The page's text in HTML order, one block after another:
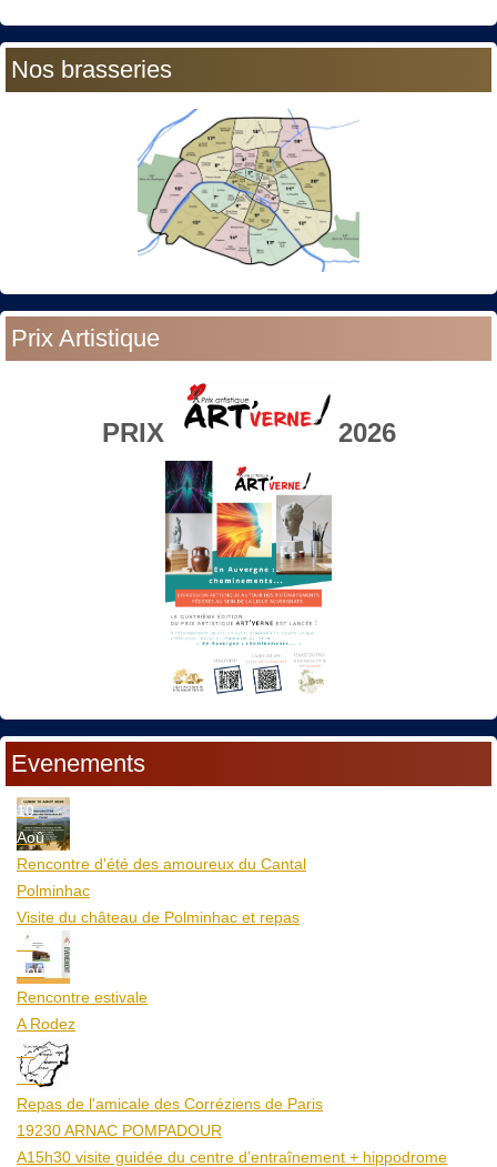
Nos brasseries
Prix Artistique
PRIX 2026
Evenements
10
Aoû
Rencontre d'été des amoureux du Cantal
Polminhac
Visite du château de Polminhac et repas
12
Aoû
Rencontre estivale
A Rodez
23
Aoû
Repas de l'amicale des Corréziens de Paris
19230 ARNAC POMPADOUR
A15h30 visite guidée du centre d’entraînement + hippodrome